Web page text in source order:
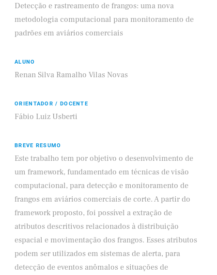
Detecção e rastreamento de frangos: uma nova
metodologia computacional para monitoramento de
padrões em aviários comerciais
ALUNO
Renan Silva Ramalho Vilas Novas
ORIENTADOR / DOCENTE
Fábio Luiz Usberti
BREVE RESUMO
Este trabalho tem por objetivo o desenvolvimento de
um framework, fundamentado em técnicas de visão
computacional, para detecção e monitoramento de
frangos em aviários comerciais de corte. A partir do
framework proposto, foi possível a extração de
atributos descritivos relacionados à distribuição
espacial e movimentação dos frangos. Esses atributos
podem ser utilizados em sistemas de alerta, para
detecção de eventos anômalos e situações de